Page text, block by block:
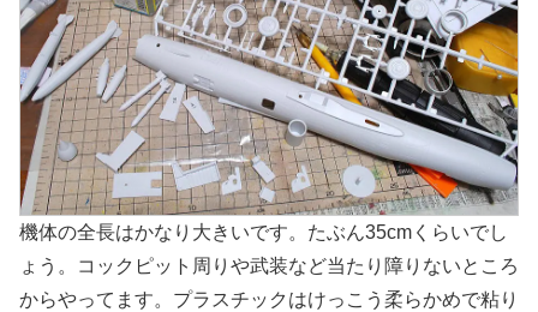
機体の全長はかなり大きいです。たぶん35cmくらいでし
ょう。コックピット周りや武装など当たり障りないところ
からやってます。プラスチックはけっこう柔らかめで粘り